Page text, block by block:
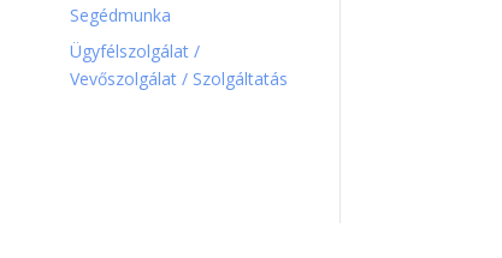
Segédmunka
Ügyfélszolgálat /
Vevőszolgálat / Szolgáltatás